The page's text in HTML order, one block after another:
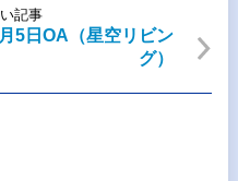
記事
日OA（星空リビン
グ）